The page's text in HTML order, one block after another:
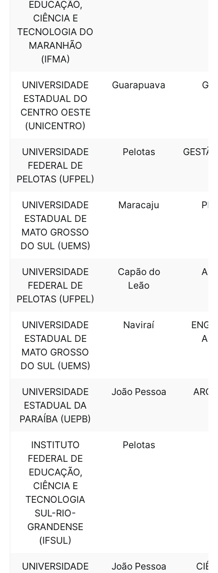
EDUCAÇÃO,
CIÊNCIA E
TECNOLOGIA DO
MARANHÃO
(IFMA)
UNIVERSIDADE
ESTADUAL DO
CENTRO OESTE
(UNICENTRO)
Guarapuava
UNIVERSIDADE
FEDERAL DE
PELOTAS (UFPEL)
Pelotas
UNIVERSIDADE
ESTADUAL DE
MATO GROSSO
DO SUL (UEMS)
Maracaju
UNIVERSIDADE
FEDERAL DE
PELOTAS (UFPEL)
Capão do
Leão
UNIVERSIDADE
ESTADUAL DE
MATO GROSSO
DO SUL (UEMS)
Naviraí
UNIVERSIDADE
ESTADUAL DA
PARAÍBA (UEPB)
João Pessoa
INSTITUTO
FEDERAL DE
EDUCAÇÃO,
CIÊNCIA E
TECNOLOGIA
SUL-RIO-
GRANDENSE
(IFSUL)
Pelotas
UNIVERSIDADE
João Pessoa